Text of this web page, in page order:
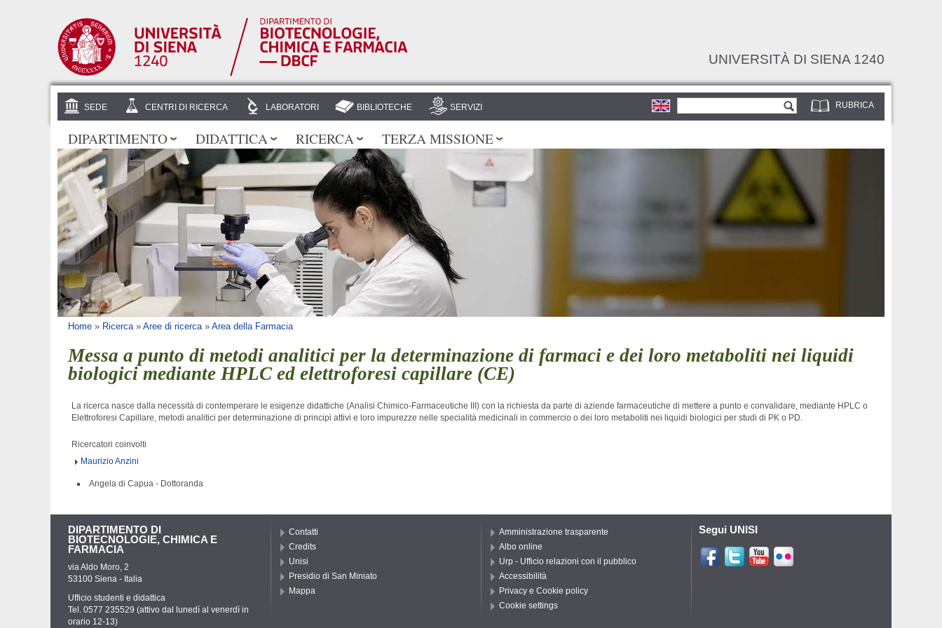
UNIVERSITÀ DI SIENA 1240
RUBRICA
Form di ricerca
SEDE CENTRI DI RICERCA LABORATORI BIBLIOTECHE SERVIZI
DIPARTIMENTO DIDATTICA RICERCA TERZA MISSIONE
Tu sei qui
Home » Ricerca» Aree di ricerca» Area della Farmacia
Messa a punto di metodi analitici per la determinazione di farmaci e dei loro metaboliti nei liquidi
biologici mediante HPLC ed elettroforesi capillare (CE)
La ricerca nasce dalla necessità di contemperare le esigenze didattiche (Analisi Chimico-Farmaceutiche III) con la richiesta da parte di aziende farmaceutiche di mettere a punto e convalidare, mediante HPLC o
Elettroforesi Capillare, metodi analitici per determinazione di principi attivi e loro impurezze nelle specialità medicinali in commercio o dei loro metaboliti nei liquidi biologici per studi di PK o PD.
Ricercatori coinvolti
Maurizio Anzini
Angela di Capua - Dottoranda
DIPARTIMENTO DI
BIOTECNOLOGIE, CHIMICA E
FARMACIA
via Aldo Moro, 2
53100 Siena - Italia
Ufficio studenti e didattica
Tel. 0577 235529 (attivo dal lunedì al venerdì in
orario 12-13)
Contatti
Credits
Unisi
Presidio di San Miniato
Mappa
Amministrazione trasparente
Albo online
Urp - Ufficio relazioni con il pubblico
Accessibilità
Privacy e Cookie policy
Cookie settings
Segui UNISI